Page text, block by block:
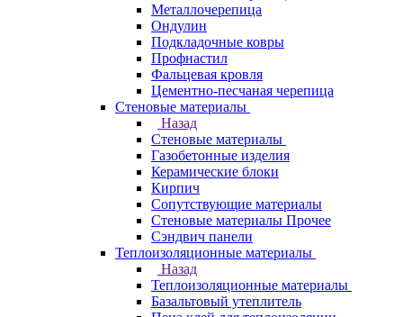
Металлочерепица
Ондулин
Подкладочные ковры
Профнастил
Фальцевая кровля
Цементно-песчаная черепица
Стеновые материалы
Назад
Стеновые материалы
Газобетонные изделия
Керамические блоки
Кирпич
Сопутствующие материалы
Стеновые материалы Прочее
Сэндвич панели
Теплоизоляционные материалы
Назад
Теплоизоляционные материалы
Базальтовый утеплитель